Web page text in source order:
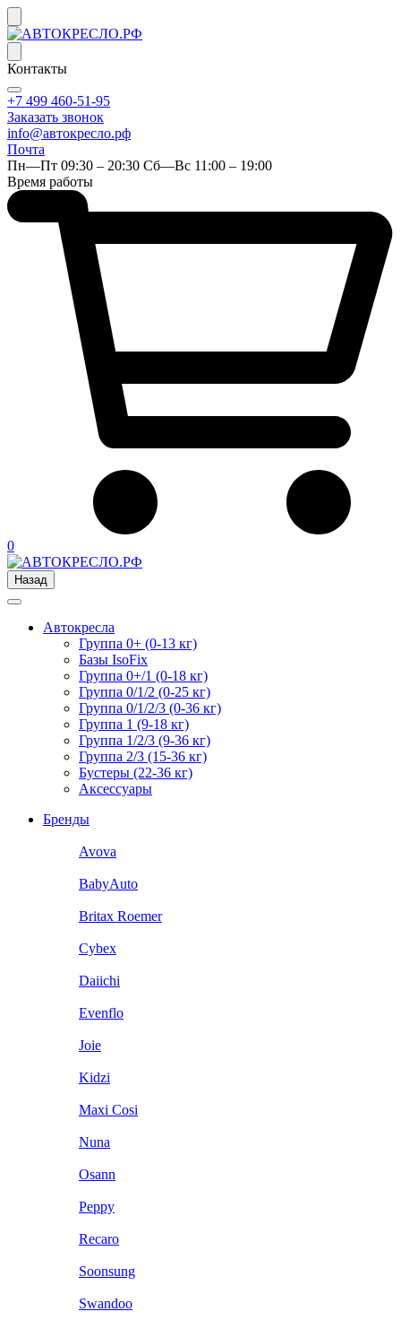
Контакты
+7 499 460-51-95
Заказать звонок
info@автокресло.рф
Почта
Пн—Пт 09:30 – 20:30 Сб—Вс 11:00 – 19:00
Время работы
0
Назад
Автокресла
Группа 0+ (0-13 кг)
Базы IsoFix
Группа 0+/1 (0-18 кг)
Группа 0/1/2 (0-25 кг)
Группа 0/1/2/3 (0-36 кг)
Группа 1 (9-18 кг)
Группа 1/2/3 (9-36 кг)
Группа 2/3 (15-36 кг)
Бустеры (22-36 кг)
Аксессуары
Бренды
Avova
BabyAuto
Britax Roemer
Cybex
Daiichi
Evenflo
Joie
Kidzi
Maxi Cosi
Nuna
Osann
Peppy
Recaro
Soonsung
Swandoo